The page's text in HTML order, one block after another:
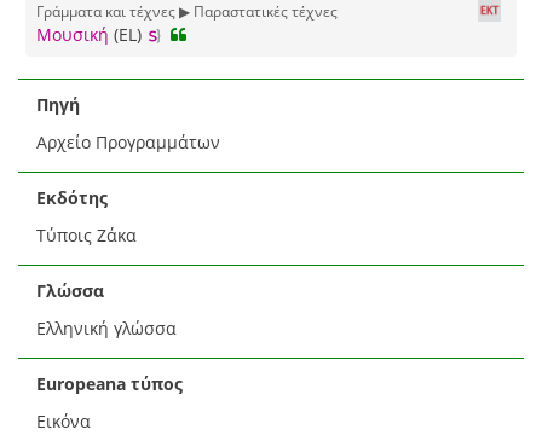
Γράμματα και τέχνες ▶ Παραστατικές τέχνες
Μουσική (EL)
Πηγή
Αρχείο Προγραμμάτων
Εκδότης
Τύποις Ζάκα
Γλώσσα
Ελληνική γλώσσα
Europeana τύπος
Εικόνα